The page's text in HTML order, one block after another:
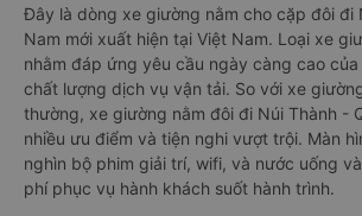
Đây là dòng xe giường nằm cho cặp đôi đi
Nam mới xuất hiện tại Việt Nam. Loại xe
nhằm đáp ứng yêu cầu ngày càng cao
chất lượng dịch vụ vận tải. So với xe
thường, xe giường nằm đôi đi Núi Thành -
nhiều ưu điểm và tiện nghi vượt trội. Màn
nghìn bộ phim giải trí, wifi, và nước uống
phí phục vụ hành khách suốt hành trình.